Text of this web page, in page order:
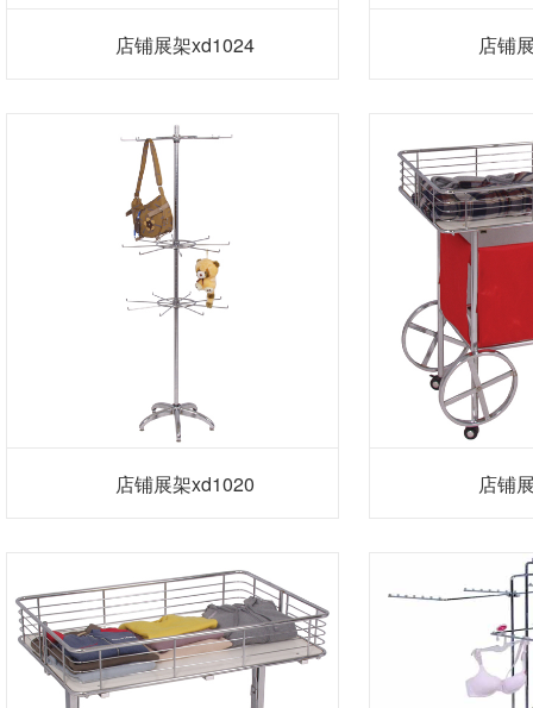
店铺展架xd1024 店铺
店铺展架xd1020 店铺